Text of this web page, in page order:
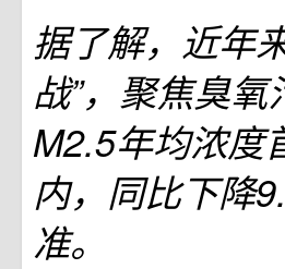
据了解，近年
战”，聚焦臭
M2.5年均浓度
内，同比下降
准。